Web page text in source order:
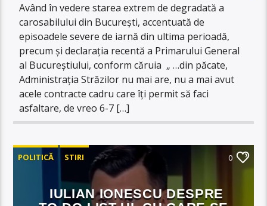
Având în vedere starea extrem de degradată a
carosabilului din București, accentuată de
episoadele severe de iarnă din ultima perioadă,
precum și declarația recentă a Primarului General
al Bucureștiului, conform căruia „ …din păcate,
Administrația Străzilor nu mai are, nu a mai avut
acele contracte cadru care îți permit să faci
asfaltare, de vreo 6-7 […]
POLITICĂ STIRI 0
IULIAN IONESCU DESPRE